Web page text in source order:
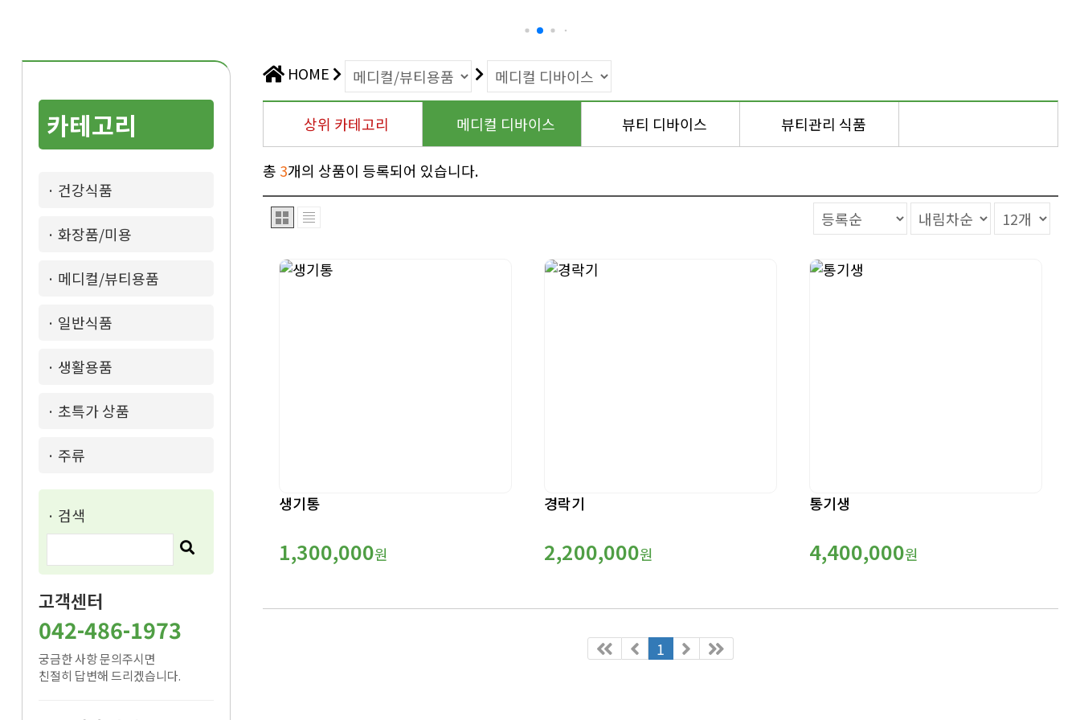
카테고리
· 건강식품
· 화장품/미용
· 메디컬/뷰티용품
· 일반식품
· 생활용품
· 초특가 상품
· 주류
· 검색
고객센터
042-486-1973
궁금한 사항 문의주시면
친절히 답변해 드리겠습니다.
HOME
상위 카테고리 메디컬 디바이스 뷰티 디바이스 뷰티관리 식품
총 3개의 상품이 등록되어 있습니다.
생기통
1,300,000원
경락기
2,200,000원
통기생
4,400,000원
1